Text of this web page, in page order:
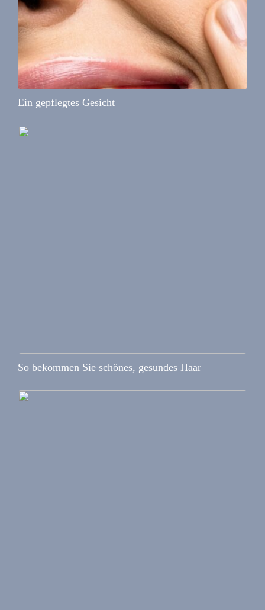
Ein gepflegtes Gesicht
So bekommen Sie schönes, gesundes Haar